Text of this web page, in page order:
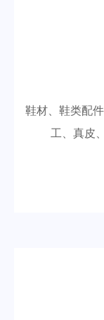
鞋材、鞋类配
工、真皮